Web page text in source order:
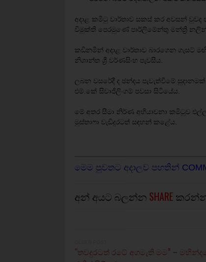
අදාළ කමිටු වාර්තාව සකස් කර අවසන්
විමුක්ති පෙරමුණේ පාර්ලිමේන්තු මන්ත්‍රී නලින්
කඩිනමින් අදාළ වාර්තාව බාරගෙන ගැසට්
නිශාන්ත ශ්‍රී වර්ණසිංහ පැවසීය.
ලබන වසරේදී ද ඡන්දය පැවැත්වීමේ
එම්.කේ සිවාජිලිංගම් පවසා සිටියේය.
මේ අතර සීමා නිර්ණ අභියාචනා කමිටුව
මුස්තාෆා වැඩිදුරටත් සඳහන් කළේය.
මෙම පුවතට අදාලව පහතින්
අන් අයට බලන්න SHARE
“තවදුරටත් රටේ අගමැති මම” –